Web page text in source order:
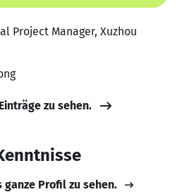
Project Manager, Xuzhou
zu sehen.
ganze Profil zu sehen.